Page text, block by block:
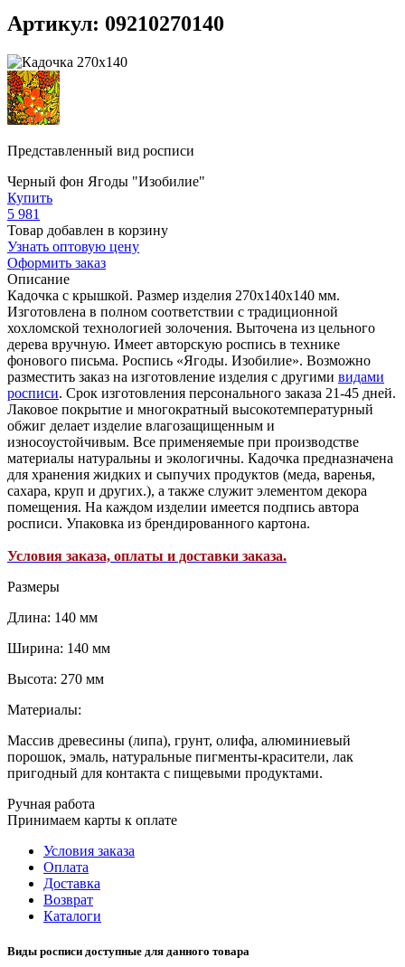
Артикул: 09210270140
Представленный вид росписи
Черный фон Ягоды "Изобилие"
Купить
5 981
Товар добавлен в корзину
Узнать оптовую цену
Оформить заказ
Описание
Кадочка с крышкой. Размер изделия 270х140х140 мм.
Изготовлена в полном соответствии с традиционной
хохломской технологией золочения. Выточена из цельного
дерева вручную. Имеет авторскую роспись в технике
фонового письма. Роспись «Ягоды. Изобилие». Возможно
разместить заказ на изготовление изделия с другими видами
росписи. Срок изготовления персонального заказа 21-45 дней.
Лаковое покрытие и многократный высокотемпературный
обжиг делает изделие влагозащищенным и
износоустойчивым. Все применяемые при производстве
материалы натуральны и экологичны. Кадочка предназначена
для хранения жидких и сыпучих продуктов (меда, варенья,
сахара, круп и других.), а также служит элементом декора
помещения. На каждом изделии имеется подпись автора
росписи. Упаковка из брендированного картона.
Условия заказа, оплаты и доставки заказа.
Размеры
Длина: 140 мм
Ширина: 140 мм
Высота: 270 мм
Материалы:
Массив древесины (липа), грунт, олифа, алюминиевый
порошок, эмаль, натуральные пигменты-красители, лак
пригодный для контакта с пищевыми продуктами.
Ручная работа
Принимаем карты к оплате
Условия заказа
Оплата
Доставка
Возврат
Каталоги
Виды росписи доступные для данного товара